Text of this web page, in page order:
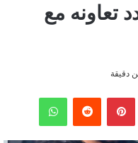
تعاونه مع
دقيقة
بينتيريست واتساب